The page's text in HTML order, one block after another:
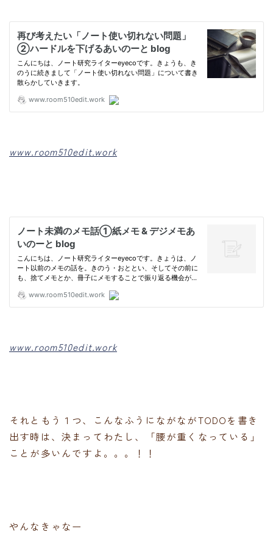
www.room510edit.work
www.room510edit.work
それともう１つ、こんなふうにながながTODOを書き
出す時は、決まってわたし、「腰が重くなっている」
ことが多いんですよ。。。！！
やんなきゃなー